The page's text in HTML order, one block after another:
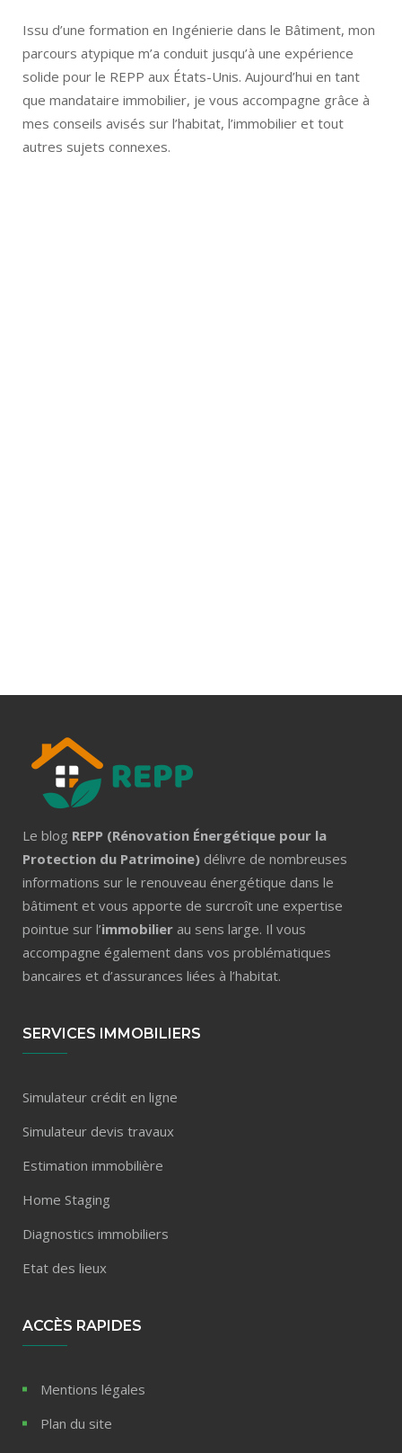
Issu d’une formation en Ingénierie dans le Bâtiment, mon
parcours atypique m’a conduit jusqu’à une expérience
solide pour le REPP aux États-Unis. Aujourd’hui en tant
que mandataire immobilier, je vous accompagne grâce à
mes conseils avisés sur l’habitat, l’immobilier et tout
autres sujets connexes.
Le blog REPP (Rénovation Énergétique pour la
Protection du Patrimoine) délivre de nombreuses
informations sur le renouveau énergétique dans le
bâtiment et vous apporte de surcroît une expertise
pointue sur l’immobilier au sens large. Il vous
accompagne également dans vos problématiques
bancaires et d’assurances liées à l’habitat.
SERVICES IMMOBILIERS
Simulateur crédit en ligne
Simulateur devis travaux
Estimation immobilière
Home Staging
Diagnostics immobiliers
Etat des lieux
ACCÈS RAPIDES
Mentions légales
Plan du site